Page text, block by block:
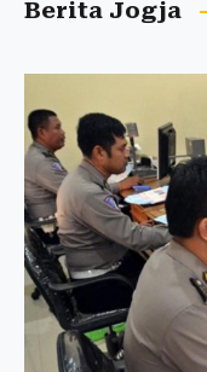
Berita Jogja